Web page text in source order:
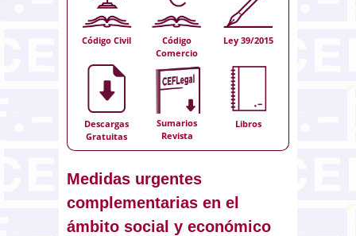
Código Civil
Código
Comercio
Ley 39/2015
Descargas
Gratuitas
Sumarios
Revista
Libros
Medidas urgentes
complementarias en el
ámbito social y económico